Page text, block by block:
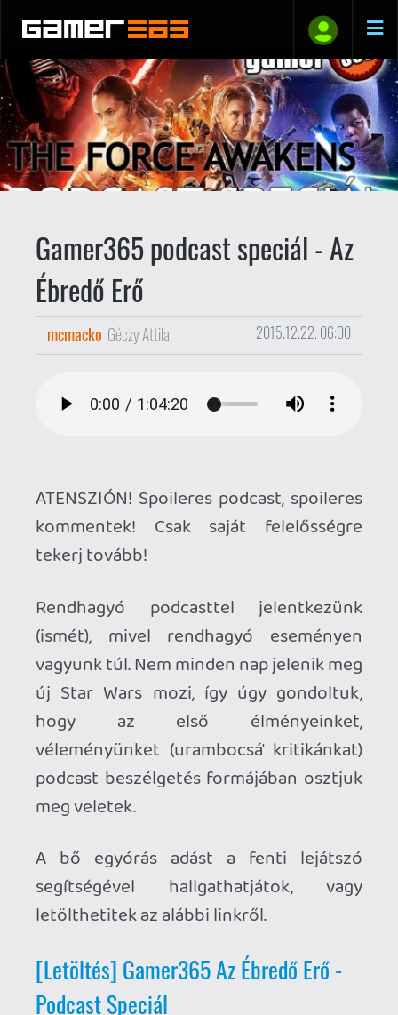
Gamer365 podcast speciál - Az
mcmacko Géczy Attila 2015.12.22. 06:00
kommentek! Csak saját felelősségre
vagyunk túl. Nem minden nap jelenik meg
új Star Wars mozi, így úgy gondoltuk,
hogy az első élményeinket,
véleményünket (urambocsá' kritikánkat)
meg veletek.
A bő egyórás adást a fenti lejátszó
segítségével hallgathatjátok, vagy
letölthetitek az alábbi linkről.
[Letöltés] Gamer365 Az Ébredő Erő -
Podcast Speciál
Lentebb pedig kezdődhet a
egyelőre jobb, ha kerüli a lenti
kommentszekciót is!